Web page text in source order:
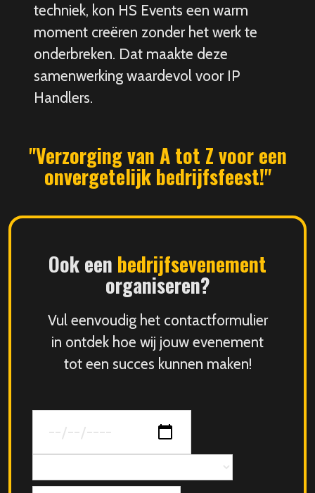
techniek, kon HS Events een warm
moment creëren zonder het werk te
onderbreken. Dat maakte deze
samenwerking waardevol voor IP
Handlers.
"Verzorging van A tot Z voor een
onvergetelijk bedrijfsfeest!"
Ook een bedrijfsevenement
organiseren?
Vul eenvoudig het contactformulier
in ontdek hoe wij jouw evenement
tot een succes kunnen maken!
van
jouw